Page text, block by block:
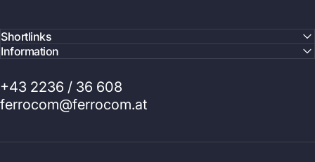
Shortlinks
Information
+43 2236 / 36 608
ferrocom@ferrocom.at